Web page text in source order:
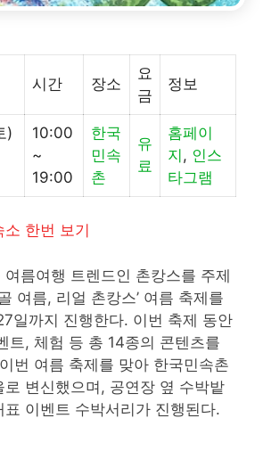
시간 장소
요
금
정보
)
10:00
~
19:00
한국
민속
촌
유
료
홈페이
지, 인스
타그램
한번 보기
름여행 트렌드인 촌캉스를 주제
여름, 리얼 촌캉스’ 여름 축제를
일까지 진행한다. 이번 축제 동안
트, 체험 등 총 14종의 콘텐츠를
번 여름 축제를 맞아 한국민속촌
로 변신했으며, 공연장 옆 수박밭
표 이벤트 수박서리가 진행된다.